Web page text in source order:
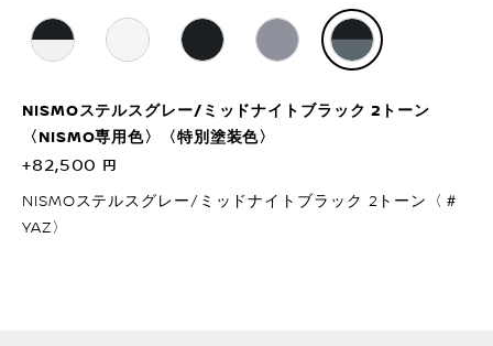
NISMOステルスグレー/ミッドナイトブラック 2トーン
〈NISMO専用色〉〈特別塗装色〉
+82,500 円
NISMOステルスグレー/ミッドナイトブラック 2トーン〈＃
YAZ〉